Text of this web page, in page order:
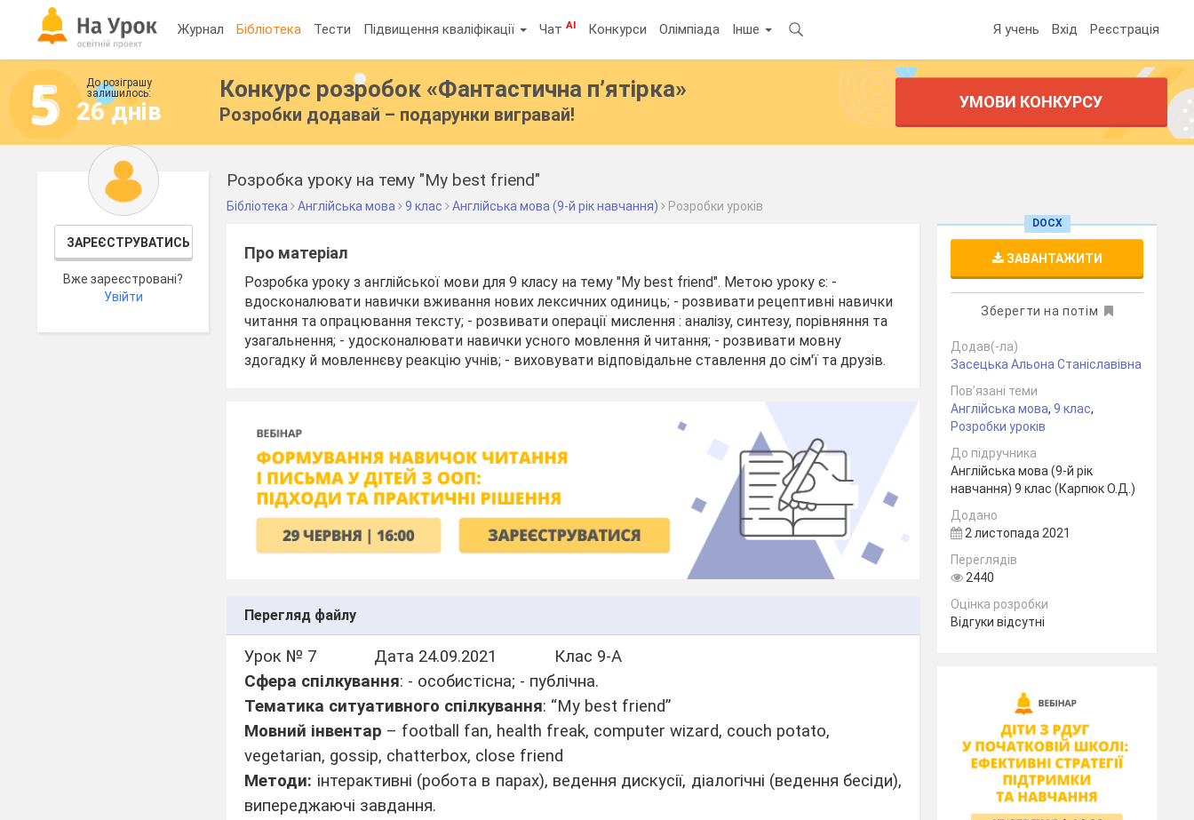
Журнал Бібліотека Тести Підвищення кваліфікації ЧатAI Конкурси Олімпіада Інше Я учень Вхід Реєстрація
До розіграшу
залишилось:
26 днів
Конкурс розробок «Фантастична п’ятірка»
Розробки додавай – подарунки вигравай!
УМОВИ КОНКУРСУ
ЗАРЕЄСТРУВАТИСЬ
Вже зареєстровані?
Увійти
Розробка уроку на тему "My best friend"
Бібліотека Англійська мова 9 клас Англійська мова (9-й рік навчання) Розробки уроків
Про матеріал
Розробка уроку з англійської мови для 9 класу на тему "My best friend". Метою уроку є: -
вдосконалювати навички вживання нових лексичних одиниць; - розвивати рецептивні навички
читання та опрацювання тексту; - розвивати операції мислення : аналізу, синтезу, порівняння та
узагальнення; - удосконалювати навички усного мовлення й читання; - розвивати мовну
здогадку й мовленнєву реакцію учнів; - виховувати відповідальне ставлення до сім'ї та друзів.
Перегляд файлу
Урок № 7 Дата 24.09.2021 Клас 9-А
Сфера спілкування: - особистісна; - публічна.
Тематика ситуативного спілкування: “My best friend”
Мовний інвентар – football fan, health freak, computer wizard, couch potato,
vegetarian, gossip, chatterbox, close friend
Методи: інтерактивні (робота в парах), ведення дискусії, діалогічні (ведення бесіди),
випереджаючі завдання.
DOCX
ЗАВАНТАЖИТИ
Зберегти на потім
Додав(-ла)
Засецька Альона Станіславівна
Пов’язані теми
Англійська мова,9 клас,
Розробки уроків
До підручника
Англійська мова (9-й рік
навчання) 9 клас (Карпюк О.Д.)
Додано
2 листопада 2021
Переглядів
2440
Оцінка розробки
Відгуки відсутні